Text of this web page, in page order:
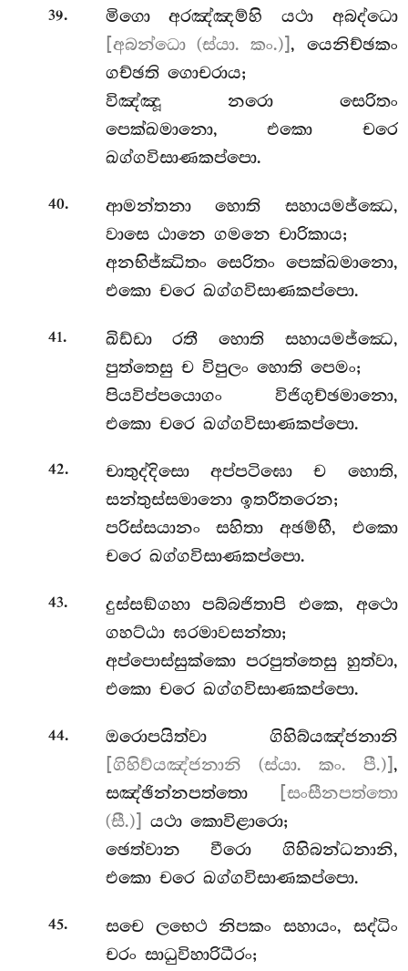
39.
මිගො අරඤ්ඤම්හි යථා අබද්ධො
[අබන්ධො (ස්යා. කං.)], යෙනිච්ඡකං
ගච්ඡති ගොචරාය;
විඤ්ඤූ නරො සෙරිතං
පෙක්ඛමානො, එකො චරෙ
ඛග්ගවිසාණකප්පො.
40.
ආමන්තනා හොති සහායමජ්ඣෙ,
වාසෙ ඨානෙ ගමනෙ චාරිකාය;
අනභිජ්ඣිතං සෙරිතං පෙක්ඛමානො,
එකො චරෙ ඛග්ගවිසාණකප්පො.
41. ඛිඩ්ඩාරතී හොති සහායමජ්ඣෙ,
පුත්තෙසු ච විපුලං හොති පෙමං;
පියවිප්පයොගං විජිගුච්ඡමානො,
එකො චරෙ ඛග්ගවිසාණකප්පො.
42. චාතුද්දිසොඅප්පටිඝො ච හොති,
සන්තුස්සමානො ඉතරීතරෙන;
පරිස්සයානං සහිතා අඡම්භී, එකො
චරෙ ඛග්ගවිසාණකප්පො.
43.
දුස්සඞ්ගහා පබ්බජිතාපි එකෙ, අථො
ගහට්ඨා ඝරමාවසන්තා;
අප්පොස්සුක්කො පරපුත්තෙසු හුත්වා,
එකො චරෙ ඛග්ගවිසාණකප්පො.
44. ඔරොපයිත්වා ගිහිබ්යඤ්ජනානි
[ගිහිව්යඤ්ජනානි (ස්යා. කං. පී.)] ,
සඤ්ඡින්නපත්තො
[සංසීනපත්තො
(සී.)]
යථා කොවිළාරො;
ඡෙත්වානවීරො ගිහිබන්ධනානි,
එකො චරෙ ඛග්ගවිසාණකප්පො.
45.
සචෙ ලභෙථ නිපකං සහායං, සද්ධිං
චරං සාධුවිහාරිධීරං;